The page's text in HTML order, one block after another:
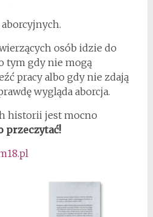
osób idzie do
tym gdy nie mogą
pracy albo gdy nie zdają
wygląda aborcja.
historii jest mocno
przeczytać!